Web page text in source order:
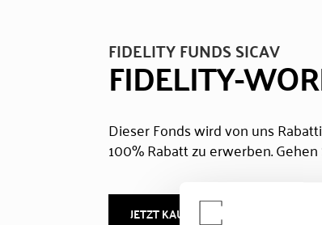
FIDELITY FUNDS SICAV
FIDELITY-
Dieser Fonds wird von uns
100% Rabatt zu erwerben.
JETZT KAUFEN